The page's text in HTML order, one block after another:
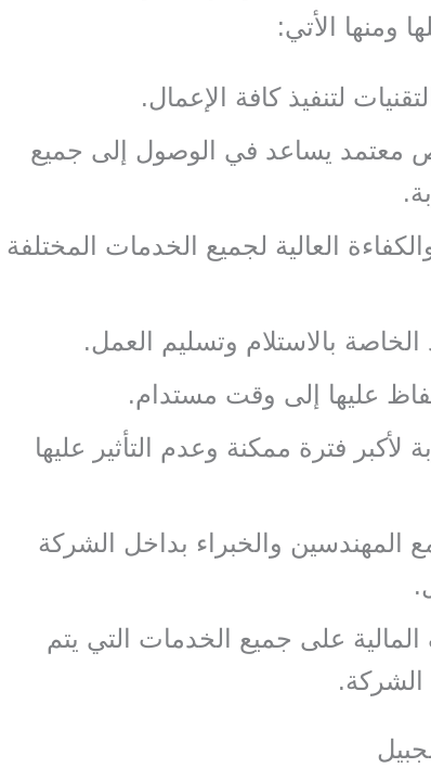
ومنها الأتي:
لتنفيذ كافة الإعمال.
معتمد يساعد في الوصول إلى جميع
العالية لجميع الخدمات المختلفة
الخاصة بالاستلام وتسليم العمل.
عليها إلى وقت مستدام.
لأكبر فترة ممكنة وعدم التأثير عليها
المهندسين والخبراء بداخل الشركة
المالية على جميع الخدمات التي يتم
الشركة.